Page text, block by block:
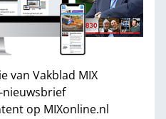
van Vakblad MIX
nieuwsbrief
op MIXonline.nl